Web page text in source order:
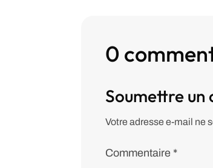
0
Soumettre
Votre adresse e-mail ne